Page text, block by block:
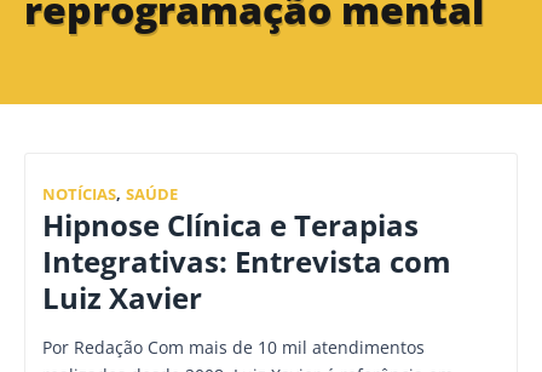
NOTÍCIAS, SAÚDE
Hipnose Clínica e Terapias
Integrativas: Entrevista com
Luiz Xavier
Por Redação Com mais de 10 mil atendimentos